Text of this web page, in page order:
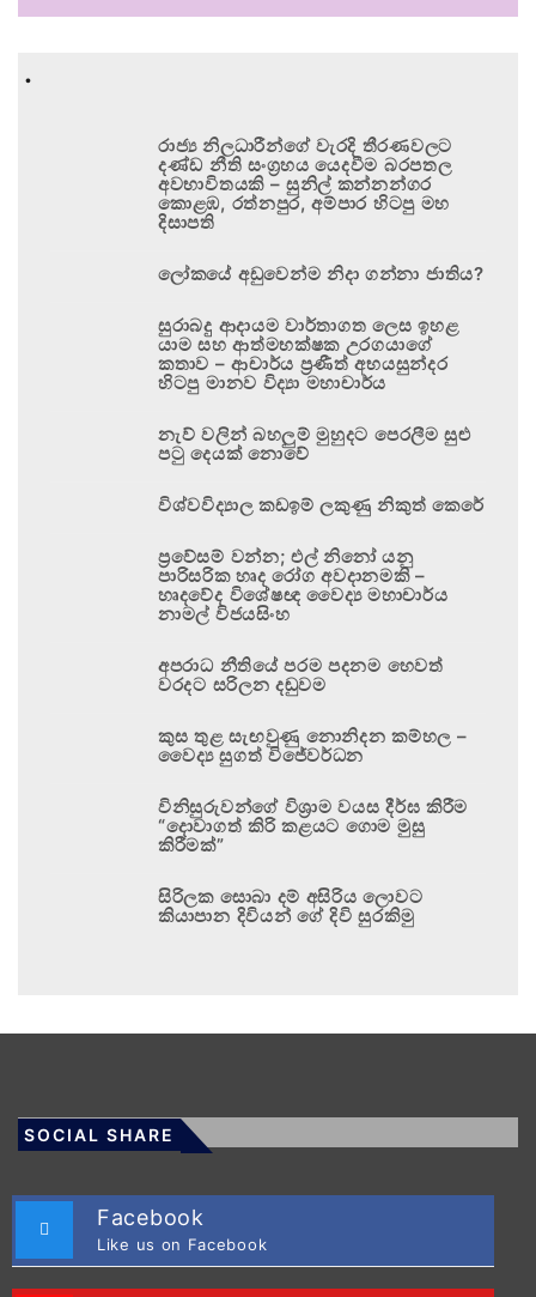
.
රාජ්‍ය නිලධාරීන්ගේ වැරදි තීරණවලට
දණ්ඩ නීති සංග්‍රහය යෙදවීම බරපතල
අවභාවිතයකි – සුනිල් කන්නන්ගර
කොළඹ, රත්නපුර, අම්පාර හිටපු මහ
දිසාපති
ලෝකයේ අඩුවෙන්ම නිදා ගන්නා ජාතිය?
සුරාබදු ආදායම වාර්තාගත ලෙස ඉහළ
යාම සහ ආත්මභක්ෂක උරගයාගේ
කතාව – ආචාර්ය ප්‍රණීත් අභයසුන්දර
හිටපු මානව විද්‍යා මහාචාර්ය
නැව් වලින් බහලුම් මුහුදට පෙරලීම සුළු
පටු දෙයක් නොවේ
විශ්වවිද්‍යාල කඩඉම් ලකුණු නිකුත් කෙරේ
ප්‍රවේසම් වන්න; එල් නිනෝ යනු
පාරිසරික හෘද රෝග අවදානමකි –
හෘදවේද විශේෂඥ වෛද්‍ය මහාචාර්ය
නාමල් විජයසිංහ
අපරාධ නීතියේ පරම පදනම හෙවත්
වරදට සරිලන දඬුවම
කුස තුළ සැඟවුණු නොනිදන කම්හල –
වෛද්‍ය සුගත් විජේවර්ධන
විනිසුරුවන්ගේ විශ්‍රාම වයස දීර්ඝ කිරීම
“දොවාගත් කිරි කළයට ගොම මුසු
කිරීමක්”
සිරිලක සොබා දම් අසිරිය ලොවට
කියාපාන දිවියන් ගේ දිවි සුරකිමු
SOCIAL SHARE
Facebook
Like us on Facebook